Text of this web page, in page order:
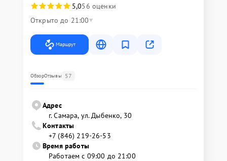
5,056 оценки
Открыто до 21:00
Маршрут
ОбзорОтзывы 57
Адрес
г. Самара, ул. Дыбенко, 30
Контакты
+7 (846) 219-26-53
Время работы
Работаем с 09:00 до 21:00